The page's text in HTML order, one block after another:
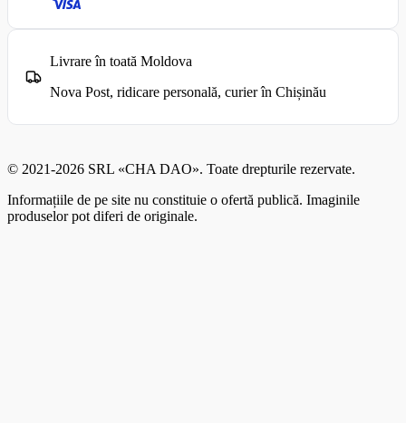
Livrare în toată Moldova
Nova Post, ridicare personală, curier în Chișinău
© 2021-2026 SRL «CHA DAO». Toate drepturile rezervate.
Informațiile de pe site nu constituie o ofertă publică. Imaginile
produselor pot diferi de originale.